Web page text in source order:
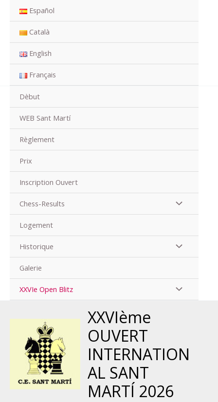
contenu
Español
Català
English
Français
Dèbut
WEB Sant Martí
Règlement
Prix
Inscription Ouvert
Chess-Results
Logement
Historique
Galerie
XXVIe Open Blitz
XXVIème
OUVERT
INTERNATION
AL SANT
MARTÍ 2026